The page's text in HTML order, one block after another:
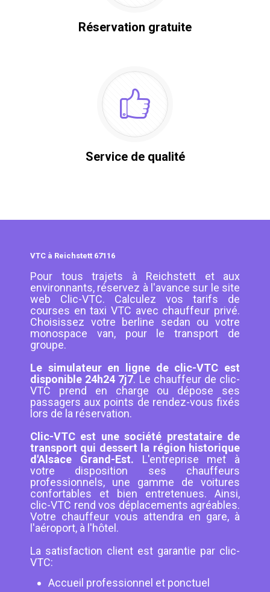
Réservation gratuite
Service de qualité
VTC à Reichstett 67116
Pour tous trajets à Reichstett et aux
environnants, réservez à l'avance sur le site
web Clic-VTC. Calculez vos tarifs de
courses en taxi VTC avec chauffeur privé.
Choisissez votre berline sedan ou votre
monospace van, pour le transport de
groupe.
Le simulateur en ligne de clic-VTC est
disponible 24h24 7j7. Le chauffeur de clic-
VTC prend en charge ou dépose ses
passagers aux points de rendez-vous fixés
lors de la réservation.
Clic-VTC est une société prestataire de
transport qui dessert la région historique
d'Alsace Grand-Est. L'entreprise met à
votre disposition ses chauffeurs
professionnels, une gamme de voitures
confortables et bien entretenues. Ainsi,
clic-VTC rend vos déplacements agréables.
Votre chauffeur vous attendra en gare, à
l'aéroport, à l'hôtel.
La satisfaction client est garantie par clic-
VTC:
Accueil professionnel et ponctuel